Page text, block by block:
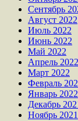
Сентябрь
Август 2022
Июль 2022
Июнь 2022
Май 2022
Апрель 2022
Март 2022
Февраль
Январь 2022
Декабрь
Ноябрь 2021